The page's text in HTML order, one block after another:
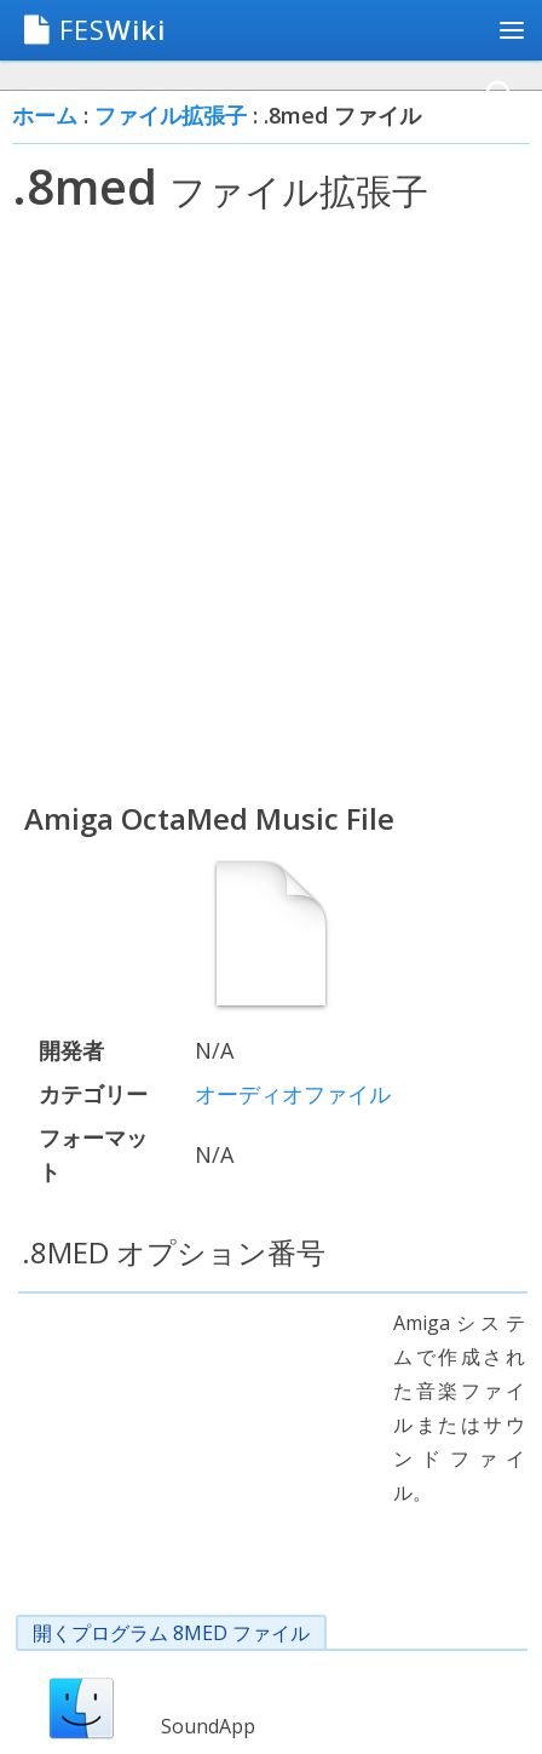
FESWiki
ホーム : ファイル拡張子 : .8med ファイル
.8med ファイル拡張子
Amiga OctaMed Music File
開発者
N/A
カテゴリー
オーディオファイル
フォーマッ
ト
N/A
.8MED オプション番号
Amigaシステ
ムで作成され
た音楽ファイ
ルまたはサウ
ンドファイ
ル。
開くプログラム 8MED ファイル
SoundApp